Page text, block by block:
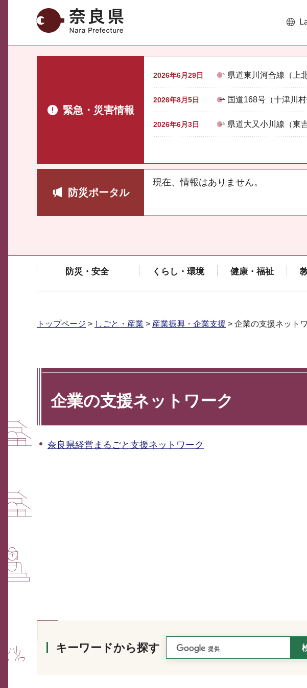
奈良県
緊急・災害情報
2026年6月29日 県道東川河合線（上
2026年8月5日 国道168号（十津川
2026年6月3日 県道大又小川線（東
防災ポータル
現在、情報はありません。
防災・安全 くらし・環境 健康・福祉
トップページ > しごと・産業 > 産業振興・企業支援 > 企業の支援ネット
企業の支援ネットワーク
奈良県経営まるごと支援ネットワーク
キーワードから探す